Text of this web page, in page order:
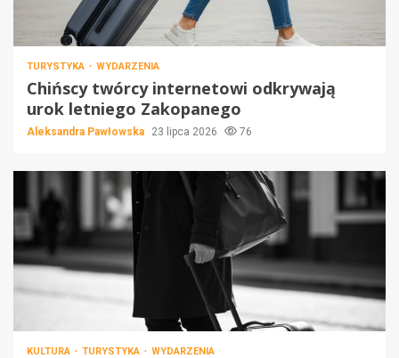
TURYSTYKA WYDARZENIA
Chińscy twórcy internetowi odkrywają
urok letniego Zakopanego
Aleksandra Pawłowska 23 lipca 2026 76
KULTURA TURYSTYKA WYDARZENIA